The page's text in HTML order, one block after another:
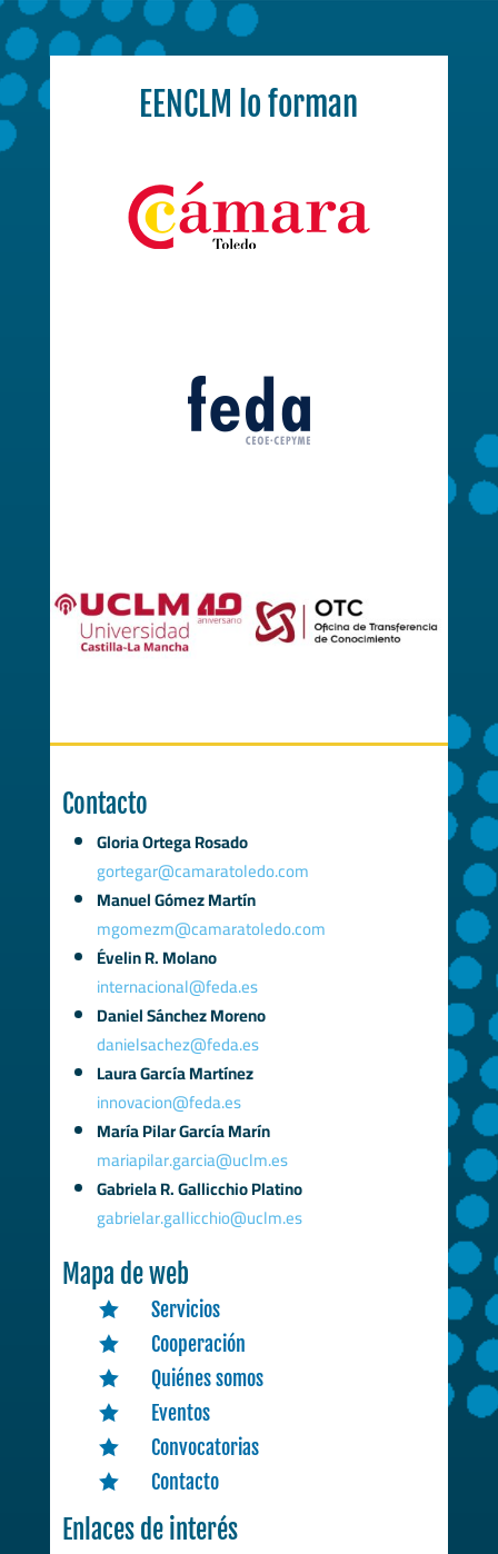
EENCLM lo forman
Contacto
Gloria Ortega Rosado
gortegar@camaratoledo.com
Manuel Gómez Martín
mgomezm@camaratoledo.com
Évelin R. Molano
internacional@feda.es
Daniel Sánchez Moreno
danielsachez@feda.es
Laura García Martínez
innovacion@feda.es
María Pilar García Marín
mariapilar.garcia@uclm.es
Gabriela R. Gallicchio Platino
gabrielar.gallicchio@uclm.es
Mapa de web
 Servicios
 Cooperación
 Quiénes somos
 Eventos
 Convocatorias
 Contacto
Enlaces de interés